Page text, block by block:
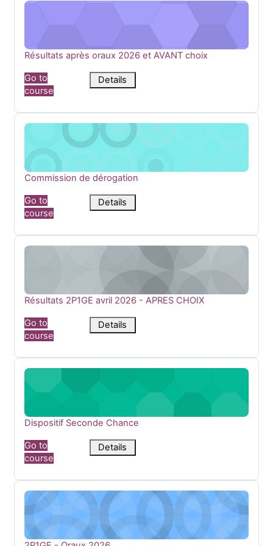
Résultats après oraux 2026 et AVANT choix
Course name
Résultats après oraux 2026 et AVANT choix
Go to
course
Details
Commission de dérogation
Course name
Commission de dérogation
Go to
course
Details
Résultats 2P1GE avril 2026 - APRES CHOIX
Course name
Résultats 2P1GE avril 2026 - APRES CHOIX
Go to
course
Details
Dispositif Seconde Chance
Course name
Dispositif Seconde Chance
Go to
course
Details
2P1GE - Oraux 2026